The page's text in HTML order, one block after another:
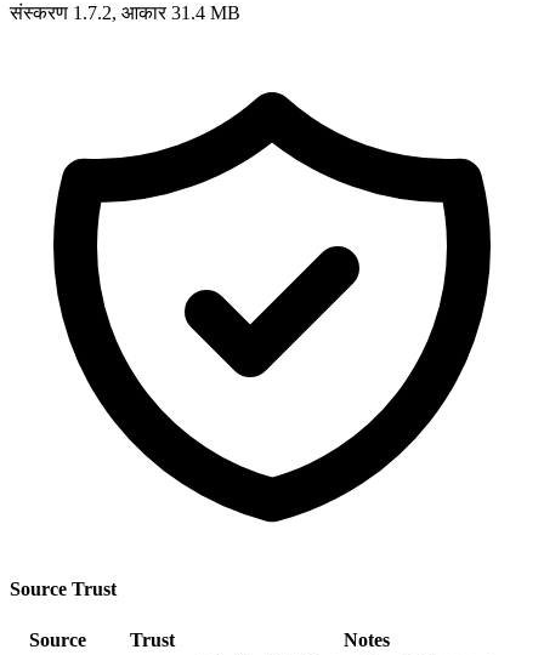
संस्करण 1.7.2, आकार 31.4 MB
Source Trust
Source Trust
Notes